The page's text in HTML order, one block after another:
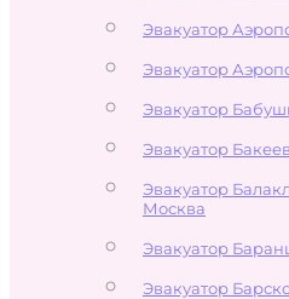
Эвакуатор
Эвакуатор
Эвакуатор
Эвакуатор
Эвакуатор
Москва
Эвакуатор
Эвакуатор